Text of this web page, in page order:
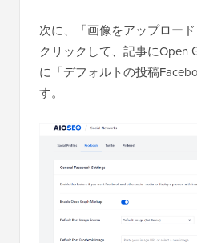
次に、「画像をアップロー
クリックして、記事にOpen
に「デフォルトの投稿
す。